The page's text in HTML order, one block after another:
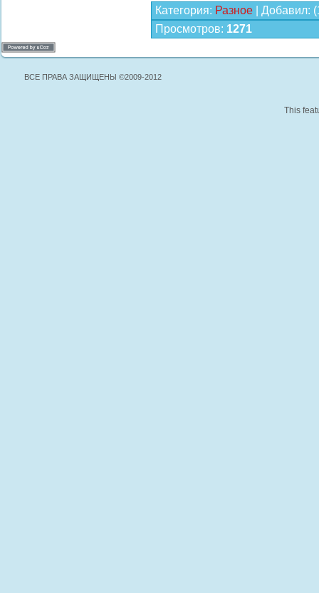
Категория: Разное Добавил:
Просмотров: 1271
ВСЕ ПРАВА ЗАЩИЩЕНЫ ©2009-2012
This